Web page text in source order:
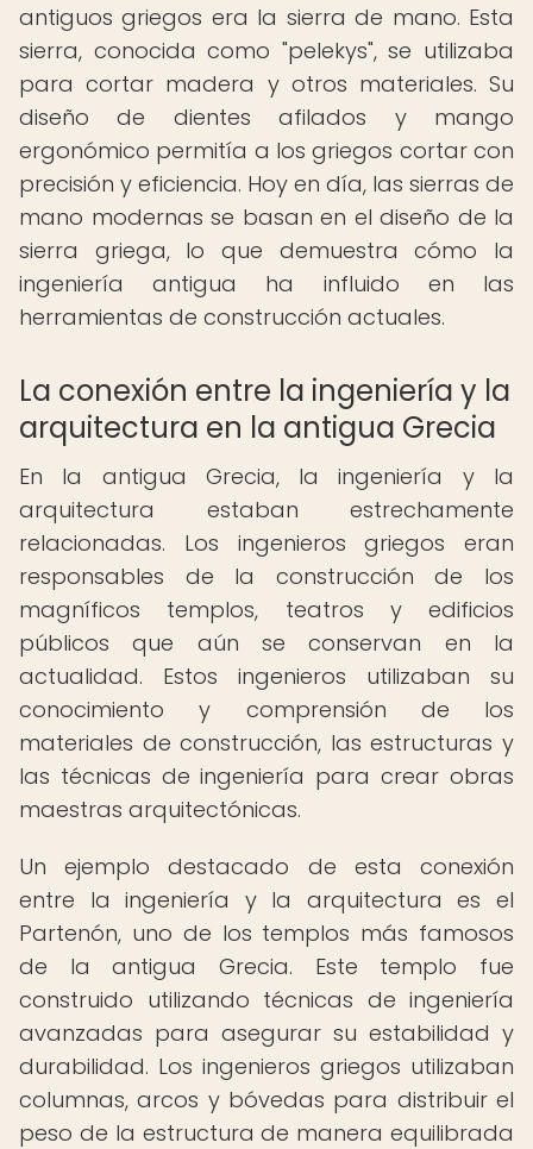
antiguos griegos era la sierra de mano. Esta
sierra, conocida como "pelekys", se utilizaba
para cortar madera y otros materiales. Su
diseño de dientes afilados y mango
ergonómico permitía a los griegos cortar con
precisión y eficiencia. Hoy en día, las sierras de
mano modernas se basan en el diseño de la
sierra griega, lo que demuestra cómo la
ingeniería antigua ha influido en las
herramientas de construcción actuales.
La conexión entre la ingeniería y la
arquitectura en la antigua Grecia
En la antigua Grecia, la ingeniería y la
arquitectura estaban estrechamente
relacionadas. Los ingenieros griegos eran
responsables de la construcción de los
magníficos templos, teatros y edificios
públicos que aún se conservan en la
actualidad. Estos ingenieros utilizaban su
conocimiento y comprensión de los
materiales de construcción, las estructuras y
las técnicas de ingeniería para crear obras
maestras arquitectónicas.
Un ejemplo destacado de esta conexión
entre la ingeniería y la arquitectura es el
Partenón, uno de los templos más famosos
de la antigua Grecia. Este templo fue
construido utilizando técnicas de ingeniería
avanzadas para asegurar su estabilidad y
durabilidad. Los ingenieros griegos utilizaban
columnas, arcos y bóvedas para distribuir el
peso de la estructura de manera equilibrada